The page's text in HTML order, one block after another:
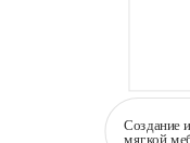
Создание
мягкой